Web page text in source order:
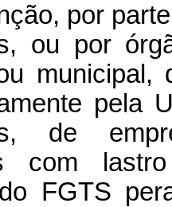
por
ou por
municipal,
pela
de
com
FGTS